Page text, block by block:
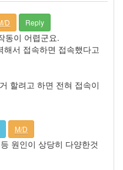
D Reply
동이 어렵군요.
해서 접속하면 접속했다고
할려고 하면 전혀 접속이
M/D
원인이 상당히 다양한것